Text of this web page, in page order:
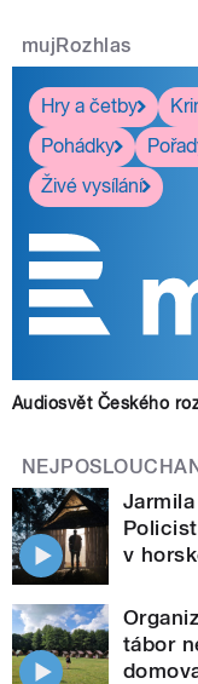
mujRozhlas
Hry a četby
Pohádky
Živé vysílání
Audiosvět Českého
v
tábor